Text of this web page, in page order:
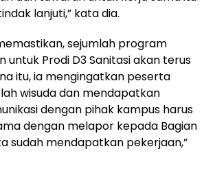
lanjuti,” kata dia.
sejumlah program
untuk Prodi D3 Sanitasi akan terus
itu, ia mengingatkan peserta
wisuda dan mendapatkan
dengan pihak kampus harus
dengan melapor kepada Bagian
sudah mendapatkan pekerjaan,”